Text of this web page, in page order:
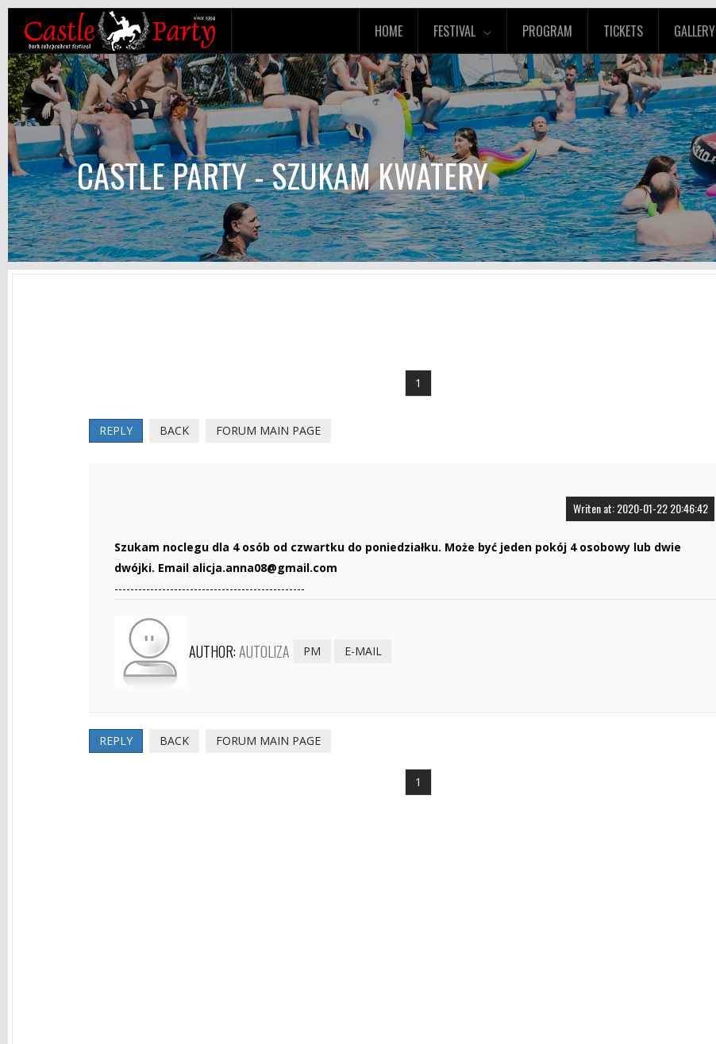
HOME FESTIVAL PROGRAM TICKETS GALLERY
CASTLE PARTY - SZUKAM KWATERY
1
REPLY BACK FORUM MAIN PAGE
Writen at: 2020-01-22 20:46:42
Szukam noclegu dla 4 osób od czwartku do poniedziałku. Może być jeden pokój 4 osobowy lub dwie
dwójki. Email alicja.anna08@gmail.com
------------------------------------------------
AUTHOR:AUTOLIZA PM E-MAIL
REPLY BACK FORUM MAIN PAGE
1